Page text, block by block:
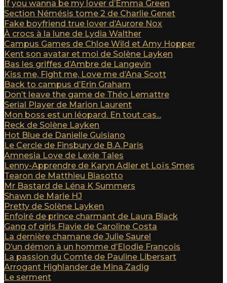
If you wanna be my lover d’Emma Green
Section Némésis tome 2 de Charlie Genet
Fake boyfriend true lover d’Aurore Nox
À crocs à la lune de Lydia Walther
Campus Games de Chloe Wild et Amy Hopper
Kent son avatar et moi de Solène Layken
Bas les griffes d’Ambre de Langevin
Kiss me, Fight me, Love me d’Ana Scott
Back to campus d’Erin Graham
Don’t leave the game de Théo Lemattre
Serial Player de Marion Laurent
Mon boss est un léopard. En tout cas...
Reck de Solène Layken
Hot Blue de Danielle Guisiano
Le Cercle de Finsbury de B.A.Paris
Amnesia Love de Lexie Tales
Lenny-Apprendre de Karyn Adler et Loïs Smes
Tearon de Matthieu Biasotto
Mr Bastard de Léna K Summers
Shawn de Marie HJ
Pretty de Solène Layken
Enfoiré de prince charmant de Laura Black
Gang of girls Flavie de Caroline Costa
La dernière chamane de Julie Saurel
D’un démon à un homme d’Elodie François
La passion du Comte de Pauline Libersart
Arrogant Highlander de Mina Zadig
Le serment